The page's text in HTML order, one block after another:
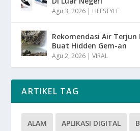
Agu 3, 2026 | LIFESTYLE
Rekomendasi Air Terjun
Buat Hidden Gem-an
Agu 2, 2026 |VIRAL
ARTIKEL TAG
ALAM APLIKASI DIGITAL